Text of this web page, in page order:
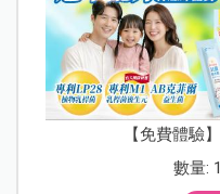
【免費體驗
數量: